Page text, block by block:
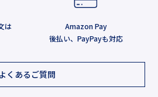
は
Amazon Pay
後払い、PayPayも対応
くあるご質問